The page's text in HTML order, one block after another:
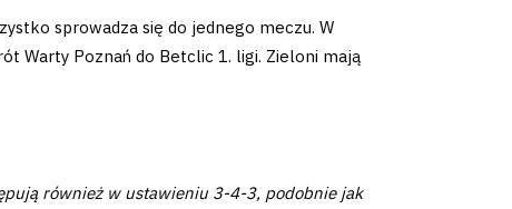
sprowadza się do jednego meczu. W
Warty Poznań do Betclic 1. ligi. Zieloni mają
również w ustawieniu 3-4-3, podobnie jak